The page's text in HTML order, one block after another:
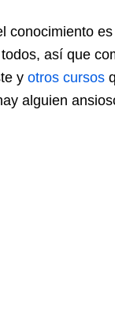
conocimiento
así que
y otros cursos
alguien